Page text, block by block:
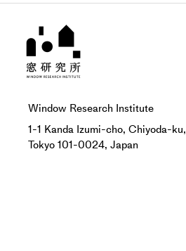
Window Research Institute
1-1 Kanda Izumi-cho, Chiyoda-ku,
Tokyo 101-0024, Japan